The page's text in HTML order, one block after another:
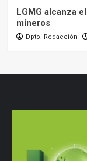
LGMG alcanza
mineros
Dpto. Redacción